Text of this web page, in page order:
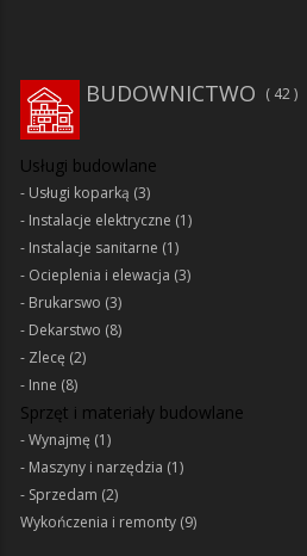
BUDOWNICTWO 42
Usługi budowlane
Usługi koparką (3)
Instalacje elektryczne (1)
Instalacje sanitarne (1)
Ocieplenia i elewacja (3)
Brukarswo (3)
Dekarstwo (8)
Zlecę (2)
Inne (8)
Sprzęt i materiały budowlane
Wynajmę (1)
Maszyny i narzędzia (1)
Sprzedam (2)
Wykończenia i remonty (9)